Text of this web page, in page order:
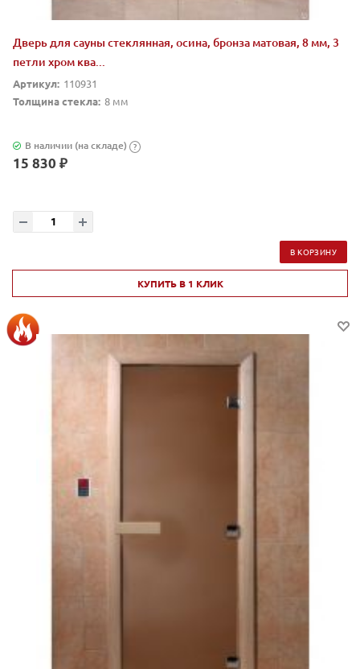
Дверь для сауны стеклянная, осина, бронза матовая, 8 мм, 3
петли хром ква...
Артикул: 110931
Толщина стекла: 8 мм
В наличии (на складе) ?
15 830 ₽
В КОРЗИНУ
КУПИТЬ В 1 КЛИК